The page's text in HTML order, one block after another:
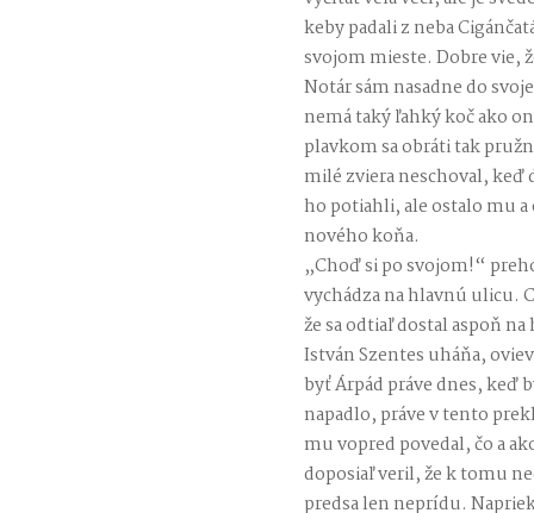
keby padali z neba
svojom mieste. Dobre vie,
Notár sám nasadne do
nemá taký ľahký koč ako
plavkom sa obráti tak
milé zviera neschoval,
ho potiahli, ale ostalo mu
nového koňa.
„Choď si po svojom!“
vychádza na hlavnú ulicu.
že sa odtiaľ dostal aspoň
István Szentes uháňa,
byť Árpád práve dnes, keď
napadlo, práve v tento
mu vopred povedal, čo a
doposiaľ veril, že k tomu
predsa len neprídu.